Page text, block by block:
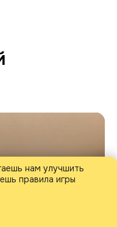
нам улучшить
правила игры